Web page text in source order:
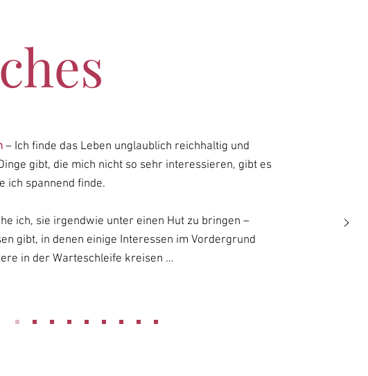
– Ich finde das Leben unglaublich reichhaltig und
gibt, die mich nicht so sehr interessieren, gibt es
ich spannend finde.
ich, sie irgendwie unter einen Hut zu bringen –
gibt, in denen einige Interessen im Vordergrund
in der Warteschleife kreisen …